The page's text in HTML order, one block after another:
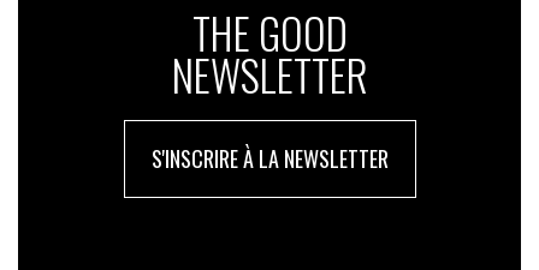
THE GOOD
NEWSLETTER
S'INSCRIRE À LA NEWSLETTER